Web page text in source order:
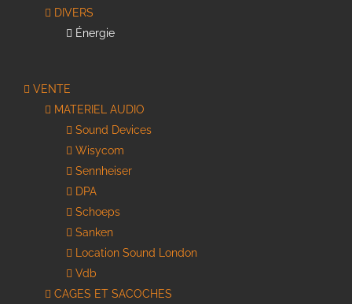
DIVERS
Énergie
VENTE
MATERIEL AUDIO
Sound Devices
Wisycom
Sennheiser
DPA
Schoeps
Sanken
Location Sound London
Vdb
CAGES ET SACOCHES